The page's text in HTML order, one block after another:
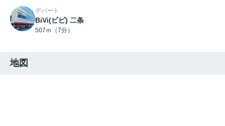
デパート
BiVi(ビビ) 二条
507ｍ（7分）
地図